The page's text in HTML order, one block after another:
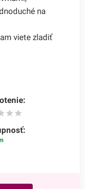
na
viete zladiť